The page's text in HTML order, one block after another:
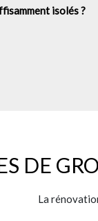
isolés ?
DE
La